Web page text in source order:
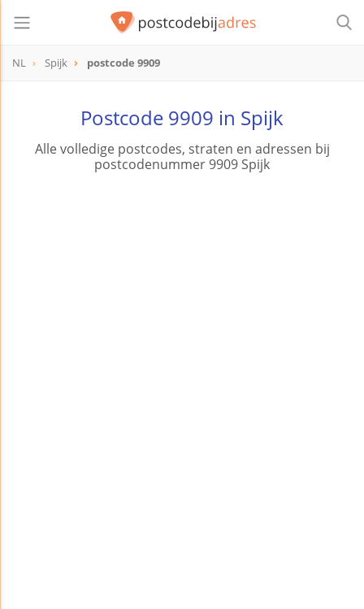
NL Spijk postcode 9909
Postcode 9909 in Spijk
Alle volledige postcodes, straten en adressen bij
postcodenummer 9909 Spijk